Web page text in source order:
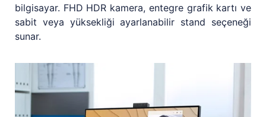
bilgisayar. FHD HDR kamera, entegre grafik kartı ve
sabit veya yüksekliği ayarlanabilir stand seçeneği
sunar.